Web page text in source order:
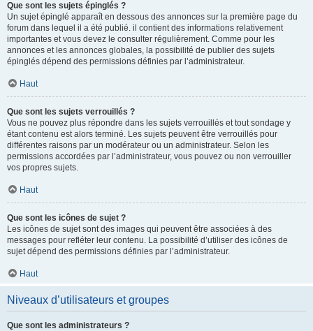
Que sont les sujets épinglés ?
Un sujet épinglé apparaît en dessous des annonces sur la première page du
forum dans lequel il a été publié. il contient des informations relativement
importantes et vous devez le consulter régulièrement. Comme pour les
annonces et les annonces globales, la possibilité de publier des sujets
épinglés dépend des permissions définies par l’administrateur.
Haut
Que sont les sujets verrouillés ?
Vous ne pouvez plus répondre dans les sujets verrouillés et tout sondage y
étant contenu est alors terminé. Les sujets peuvent être verrouillés pour
différentes raisons par un modérateur ou un administrateur. Selon les
permissions accordées par l’administrateur, vous pouvez ou non verrouiller
vos propres sujets.
Haut
Que sont les icônes de sujet ?
Les icônes de sujet sont des images qui peuvent être associées à des
messages pour refléter leur contenu. La possibilité d’utiliser des icônes de
sujet dépend des permissions définies par l’administrateur.
Haut
Niveaux d’utilisateurs et groupes
Que sont les administrateurs ?